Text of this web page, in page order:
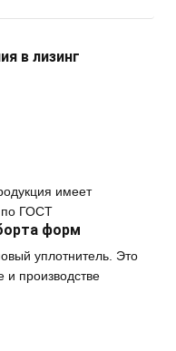
в лизинг
имеет
по ГОСТ
форм
уплотнитель. Это
и производстве